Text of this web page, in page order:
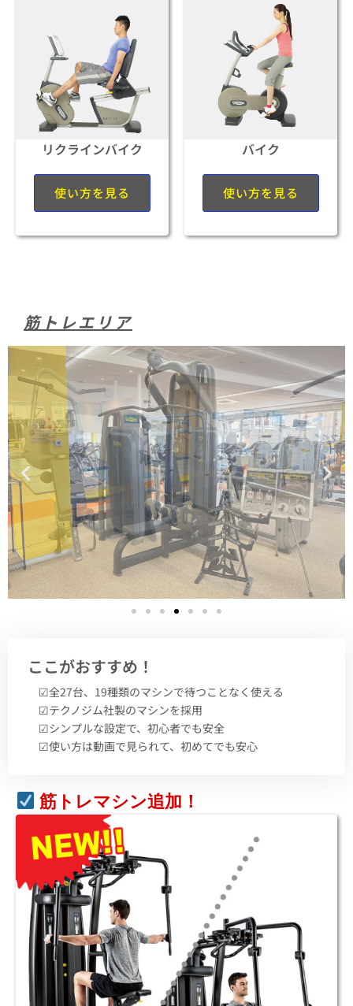
リクラインバイク
使い方を見る
バイク
使い方を見る
筋トレエリア
ここがおすすめ！
☑︎全27台、19種類のマシンで待つことなく使える
☑︎テクノジム社製のマシンを採用
☑︎シンプルな設定で、初心者でも安全
☑︎使い方は動画で見られて、初めてでも安心
筋トレマシン追加！